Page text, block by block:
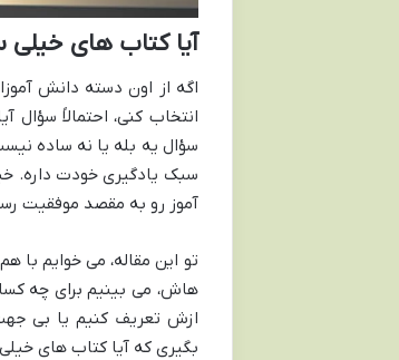
آیا کتاب های
اگه از اون دسته دانش
انتخاب کنی، احتمالاً
سؤال یه بله یا نه ساده
سبک یادگیری خودت داره.
آموز رو به مقصد موفقیت
تو این مقاله، می خوایم
هاش، می بینیم برای چه
ازش تعریف کنیم یا بی
بگیری که آیا کتاب های